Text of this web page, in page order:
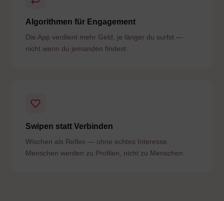
Algorithmen für Engagement
Die App verdient mehr Geld, je länger du surfst —
nicht wenn du jemanden findest.
Swipen statt Verbinden
Wischen als Reflex — ohne echtes Interesse.
Menschen werden zu Profilen, nicht zu Menschen.